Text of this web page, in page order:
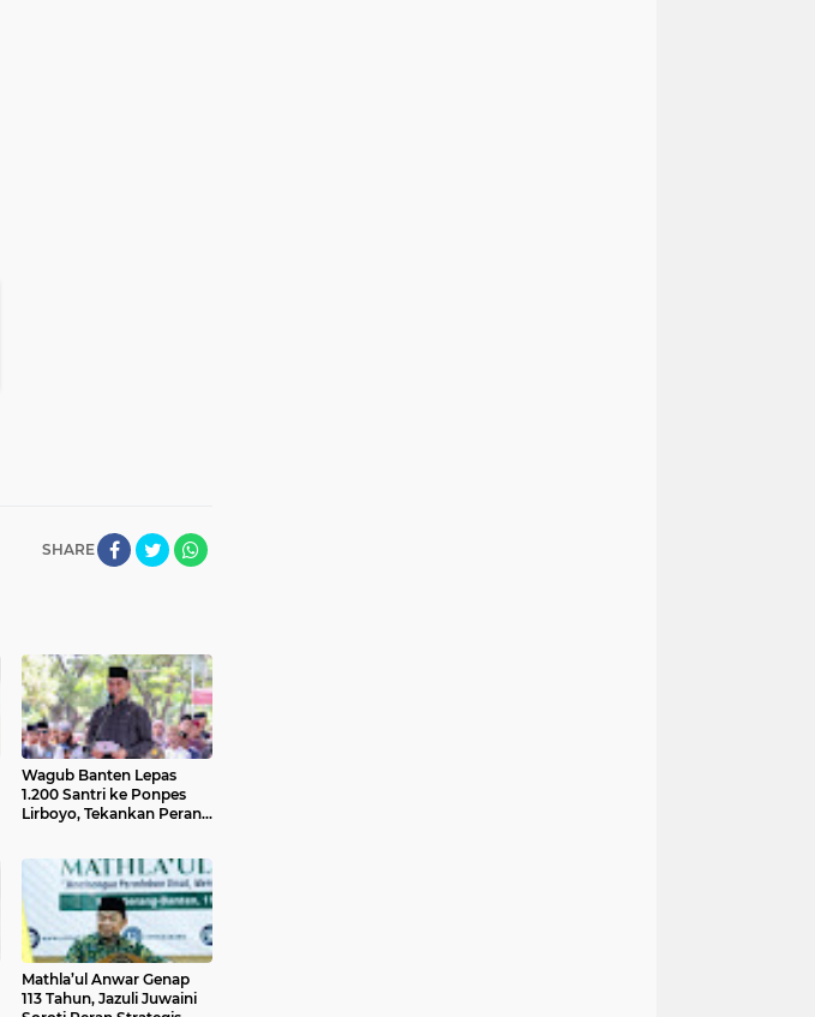
SHARE
Wagub Banten Lepas
1.200 Santri ke Ponpes
Lirboyo, Tekankan Peran
Mathla’ul Anwar Genap
113 Tahun, Jazuli Juwaini